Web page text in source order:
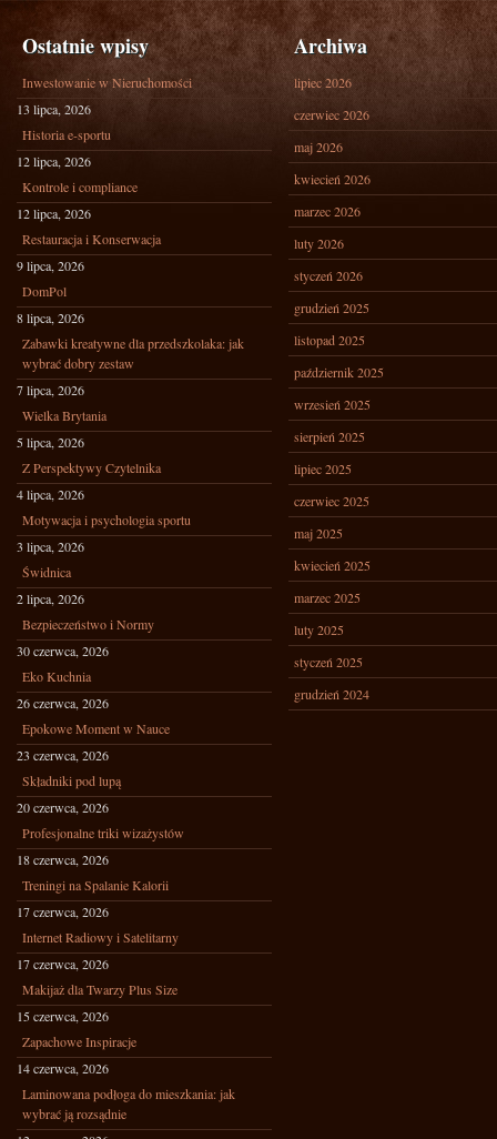
Ostatnie wpisy
Inwestowanie w Nieruchomości
13 lipca, 2026
Historia e-sportu
12 lipca, 2026
Kontrole i compliance
12 lipca, 2026
Restauracja i Konserwacja
9 lipca, 2026
DomPol
8 lipca, 2026
Zabawki kreatywne dla przedszkolaka: jak
wybrać dobry zestaw
7 lipca, 2026
Wielka Brytania
5 lipca, 2026
Z Perspektywy Czytelnika
4 lipca, 2026
Motywacja i psychologia sportu
3 lipca, 2026
Świdnica
2 lipca, 2026
Bezpieczeństwo i Normy
30 czerwca, 2026
Eko Kuchnia
26 czerwca, 2026
Epokowe Moment w Nauce
23 czerwca, 2026
Składniki pod lupą
20 czerwca, 2026
Profesjonalne triki wizażystów
18 czerwca, 2026
Treningi na Spalanie Kalorii
17 czerwca, 2026
Internet Radiowy i Satelitarny
17 czerwca, 2026
Makijaż dla Twarzy Plus Size
15 czerwca, 2026
Zapachowe Inspiracje
14 czerwca, 2026
Laminowana podłoga do mieszkania: jak
wybrać ją rozsądnie
Archiwa
lipiec 2026
czerwiec 2026
maj 2026
kwiecień 2026
marzec 2026
luty 2026
styczeń 2026
grudzień 2025
listopad 2025
październik 2025
wrzesień 2025
sierpień 2025
lipiec 2025
czerwiec 2025
maj 2025
kwiecień 2025
marzec 2025
luty 2025
styczeń 2025
grudzień 2024